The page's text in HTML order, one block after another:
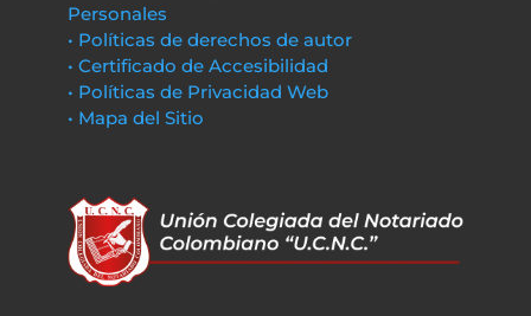
Personales
• Políticas de derechos de autor
• Certificado de Accesibilidad
• Políticas de Privacidad Web
• Mapa del Sitio